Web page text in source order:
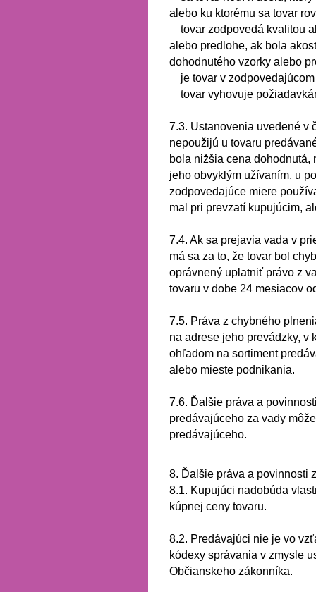
alebo ku ktorému sa tovar
tovar zodpovedá kvalitou
alebo predlohe, ak bola
dohodnutého vzorky alebo
je tovar v
tovar vyhovuje
7.3. Ustanovenia uvedené v
nepoužijú u tovaru
bola nižšia cena dohodnutá,
jeho obvyklým užívaním, u
zodpovedajúce miere
mal pri prevzatí kupujúcim,
7.4. Ak sa prejavia vada v
má sa za to, že tovar bol
oprávnený uplatniť právo z
tovaru v dobe 24 mesiacov
7.5. Práva z chybného
na adrese jeho prevádzky, v
ohľadom na sortiment
alebo mieste podnikania.
7.6. Ďalšie práva a
predávajúceho za vady
predávajúceho.
8. Ďalšie práva a povinnosti
8.1. Kupujúci nadobúda
kúpnej ceny tovaru.
8.2. Predávajúci nie je vo
kódexy správania v zmysle
Občianskeho zákonníka.